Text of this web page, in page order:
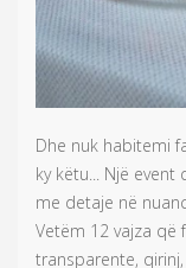
Dhe nuk habitemi
ky këtu... Një
me detaje në
Vetëm 12 vajza që
transparente,